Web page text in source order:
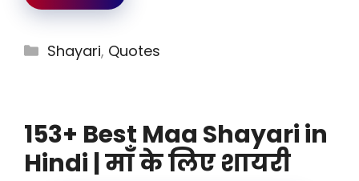
Categories
Shayari, Quotes
153+ Best Maa Shayari in
Hindi | माँ के लिए शायरी